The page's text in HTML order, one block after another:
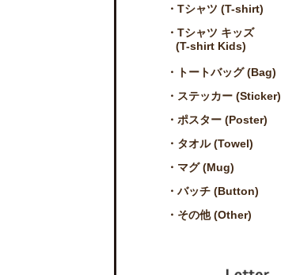
・Tシャツ (T-shirt)
・Tシャツ キッズ
(T-shirt Kids)
・トートバッグ (Bag)
・ステッカー (Sticker)
・ポスター (Poster)
・タオル (Towel)
・マグ (Mug)
・バッチ (Button)
・その他 (Other)